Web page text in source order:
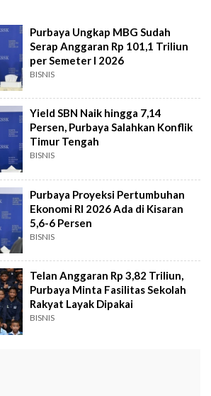
Purbaya Ungkap MBG Sudah
Serap Anggaran Rp 101,1 Triliun
per Semeter I 2026
BISNIS
Yield SBN Naik hingga 7,14
Persen, Purbaya Salahkan Konflik
Timur Tengah
BISNIS
Purbaya Proyeksi Pertumbuhan
Ekonomi RI 2026 Ada di Kisaran
5,6-6 Persen
BISNIS
Telan Anggaran Rp 3,82 Triliun,
Purbaya Minta Fasilitas Sekolah
Rakyat Layak Dipakai
BISNIS